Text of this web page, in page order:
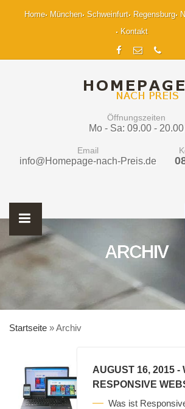
Home München Schweinfurt Regensburg
Kontakt
Öffnungszeiten
Mo - Sa: 09.00 - 20.00
Email
info@Homepage-nach-Preis.de
ARCHIV
Startseite »Archiv
AUGUST 16, 2015 -
RESPONSIVE
Was ist